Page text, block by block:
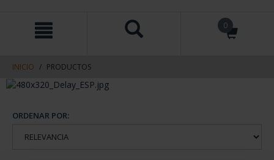
contenido
navegacin
0
INICIO PRODUCTOS
ORDENAR POR: